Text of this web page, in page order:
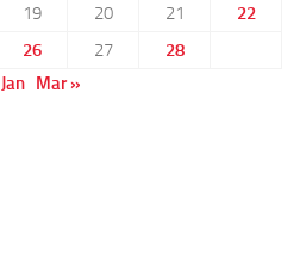
19 20 21
22
26 27
28
Mar »